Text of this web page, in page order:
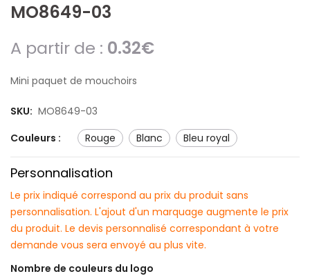
MO8649-03
A partir de : 0.32€
Mini paquet de mouchoirs
SKU: MO8649-03
Couleurs :
rouge blanc bleu royal
Personnalisation
Le prix indiqué correspond au prix du produit sans
personnalisation. L'ajout d'un marquage augmente le prix
du produit. Le devis personnalisé correspondant à votre
demande vous sera envoyé au plus vite.
Nombre de couleurs du logo